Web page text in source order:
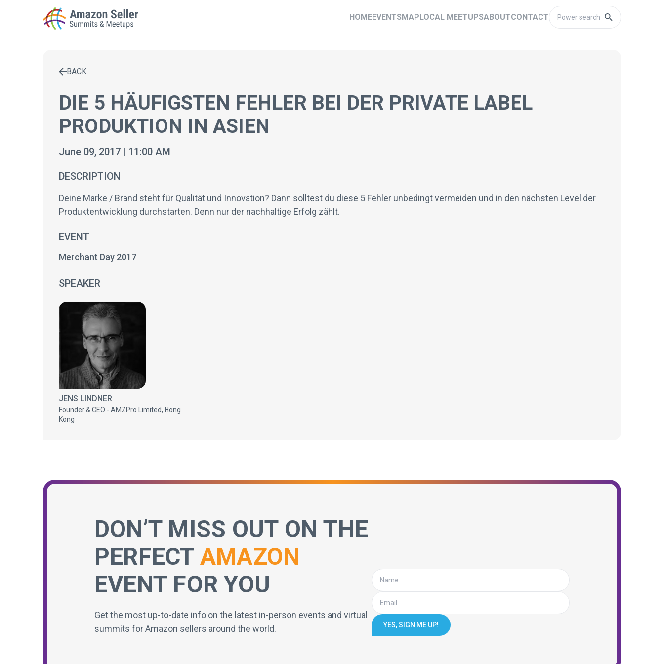
HOMEEVENTSMAPLOCAL MEETUPSABOUTCONTACT
Enter a search term to find results
BACK
DIE 5 HÄUFIGSTEN FEHLER BEI DER PRIVATE LABEL
PRODUKTION IN ASIEN
June 09, 2017 | 11:00 AM
DESCRIPTION
Deine Marke / Brand steht für Qualität und Innovation? Dann solltest du diese 5 Fehler unbedingt vermeiden und in den nächsten Level der
Produktentwicklung durchstarten. Denn nur der nachhaltige Erfolg zählt.
EVENT
Merchant Day 2017
SPEAKER
JENS LINDNER
Founder & CEO - AMZPro Limited, Hong
Kong
DON’T MISS OUT ON THE
PERFECT AMAZON
EVENT FOR YOU
Get the most up-to-date info on the latest in-person events and virtual
summits for Amazon sellers around the world.
YES, SIGN ME UP!